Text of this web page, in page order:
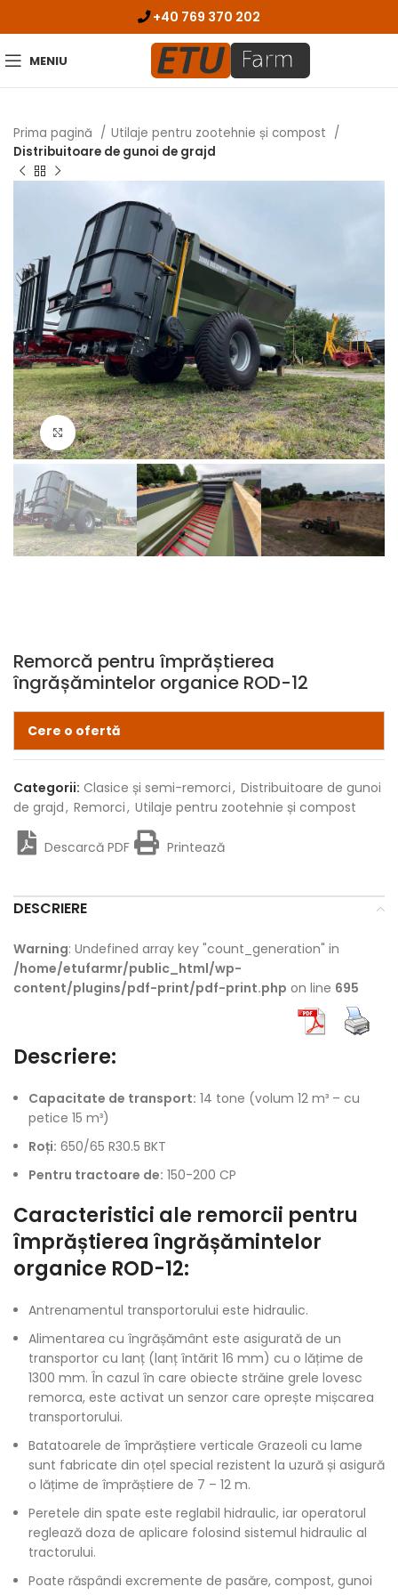
+40 769 370 202
MENIU
Prima pagină
Utilaje pentru zootehnie și compost
Distribuitoare de gunoi de grajd
Click pentru zoom
Remorcă pentru împrăștierea
îngrășămintelor organice ROD-12
Cere o ofertă
Categorii: Clasice și semi-remorci, Distribuitoare de gunoi
de grajd, Remorci, Utilaje pentru zootehnie și compost
Descarcă PDF Printează
DESCRIERE
Warning: Undefined array key "count_generation" in
/home/etufarmr/public_html/wp-
content/plugins/pdf-print/pdf-print.php on line 695
Descriere:
Capacitate de transport: 14 tone (volum 12 m³ – cu
petice 15 m³)
Roți: 650/65 R30.5 BKT
Pentru tractoare de: 150-200 CP
Caracteristici ale remorcii pentru
împrăștierea îngrășămintelor
organice ROD-12:
Antrenamentul transportorului este hidraulic.
Alimentarea cu îngrășământ este asigurată de un
transportor cu lanț (lanț întărit 16 mm) cu o lățime de
1300 mm. În cazul în care obiecte străine grele lovesc
remorca, este activat un senzor care oprește mișcarea
transportorului.
Batatoarele de împrăștiere verticale Grazeoli cu lame
sunt fabricate din oțel special rezistent la uzură și asigură
o lățime de împrăștiere de 7 – 12 m.
Peretele din spate este reglabil hidraulic, iar operatorul
reglează doza de aplicare folosind sistemul hidraulic al
tractorului.
Poate răspândi excremente de pasăre, compost, gunoi